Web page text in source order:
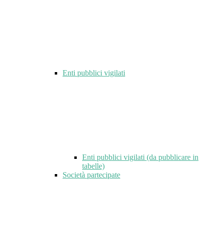
Enti pubblici vigilati
Enti pubblici vigilati (da pubblicare in
tabelle)
Società partecipate